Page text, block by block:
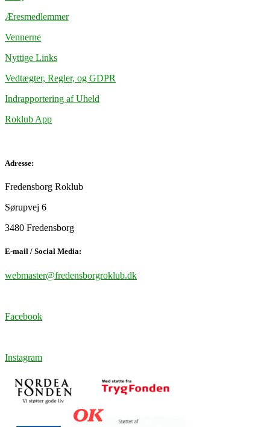
Æresmedlemmer
Vennerne
Nyttige Links
Vedtægter, Regler, og GDPR
Indrapportering af Uheld
Roklub App
Adresse:
Fredensborg Roklub
Sørupvej 6
3480 Fredensborg
E-mail / Social Media:
webmaster@fredensborgroklub.dk
Facebook
Instagram